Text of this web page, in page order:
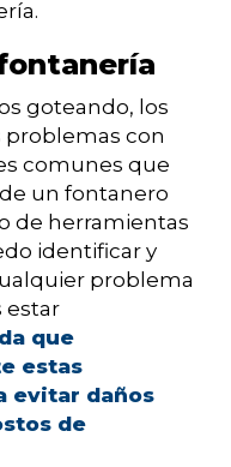
goteando, los
problemas con
comunes que
un fontanero
de herramientas
identificar y
problema
estar
que
estas
evitar daños
de